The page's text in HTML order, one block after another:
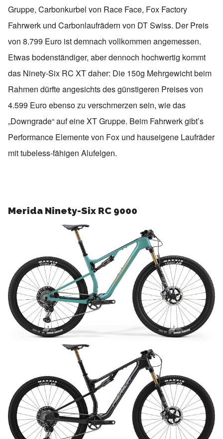
Gruppe, Carbonkurbel von Race Face, Fox Factory
Fahrwerk und Carbonlaufrädern von DT Swiss. Der Preis
von 8.799 Euro ist demnach vollkommen angemessen.
Etwas bodenständiger, aber dennoch hochwertig kommt
das Ninety-Six RC XT daher: Die 150g Mehrgewicht beim
Rahmen dürfte angesichts des günstigeren Preises von
4.599 Euro ebenso zu verschmerzen sein, wie das
„Downgrade“ auf eine XT Gruppe. Beim Fahrwerk gibt’s
Performance Elemente von Fox und hauseigene Laufräder
mit tubeless-fähigen Alufelgen.
Merida Ninety-Six RC 9000